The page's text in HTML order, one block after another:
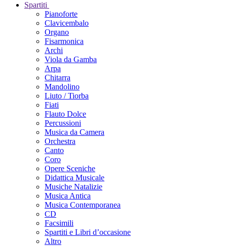
Spartiti
Pianoforte
Clavicembalo
Organo
Fisarmonica
Archi
Viola da Gamba
Arpa
Chitarra
Mandolino
Liuto / Tiorba
Fiati
Flauto Dolce
Percussioni
Musica da Camera
Orchestra
Canto
Coro
Opere Sceniche
Didattica Musicale
Musiche Natalizie
Musica Antica
Musica Contemporanea
CD
Facsimili
Spartiti e Libri d’occasione
Altro